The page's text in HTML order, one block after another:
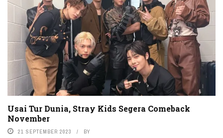
Usai Tur Dunia, Stray Kids Segera Comeback
November
21 SEPTEMBER 2023 BY